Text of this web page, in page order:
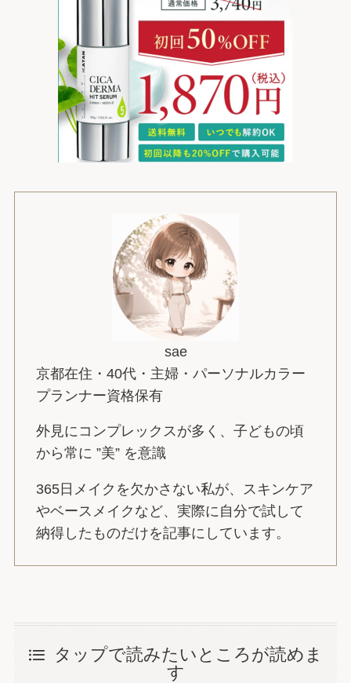
sae
京都在住・40代・主婦・パーソナルカラー
プランナー資格保有
外見にコンプレックスが多く、子どもの頃
から常に ”美” を意識
365日メイクを欠かさない私が、スキンケア
やベースメイクなど、実際に自分で試して
納得したものだけを記事にしています。
タップで読みたいところが読めま
す